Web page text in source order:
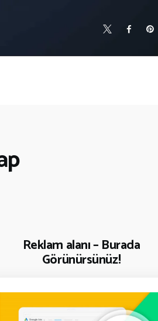
Reklam alanı – Burada
Görünürsünüz!